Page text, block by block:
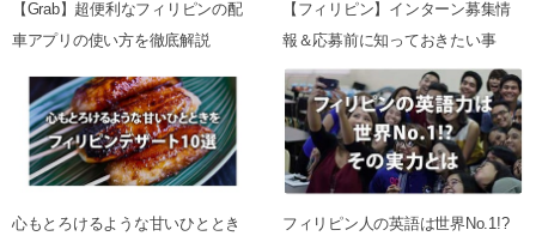
【Grab】超便利なフィリピンの配
車アプリの使い方を徹底解説
【フィリピン】インターン募集情
報＆応募前に知っておきたい事
心もとろけるような甘いひととき
フィリピン人の英語は世界No.1!?